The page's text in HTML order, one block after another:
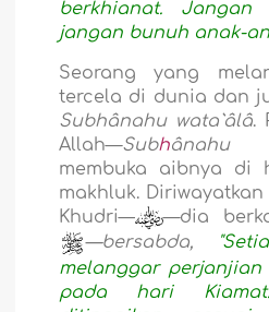
berkhianat. Jangan
jangan bunuh anak-
Seorang yang
tercela di dunia dan
Subhânahu wata`âlâ.
Allah—Subhânahu
membuka aibnya di
makhluk.
Khudri—
—dia
—bersabda,
melanggar perjanjian
pada hari